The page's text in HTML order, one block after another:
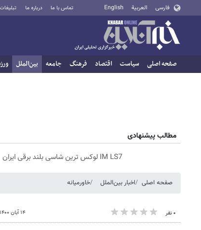
فارسی العربية English تماس با ما درباره ما تبلیغات
صفحه اصلی سیاست اقتصاد فرهنگ جامعه بین‌الملل
مطالب پیشنهادی
IM LS7 لوکس ترین شاسی بلند برقی ایران
صفحه اصلی اخبار بین‌الملل خاورمیانه
۰ نفر ۱۴ آبان ۱۴۰۰ - ۱۰:۵۰